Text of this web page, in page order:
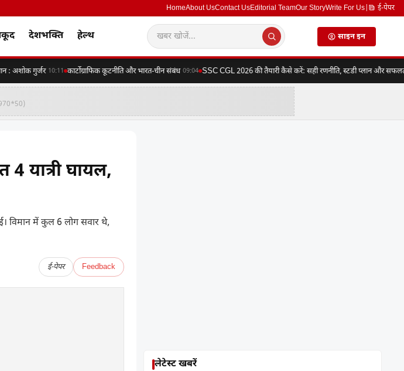
HomeAbout UsContact UsEditorial TeamOur StoryWrite For Us ई-पेपर
देशभक्ति हेल्थ साइन इन
अशोक गुर्जर 10:11 कार्टोग्राफिक कूटनीति और भारत-चीन संबंध 09:04 SSC CGL 2026 की तैयारी कैसे करें: सही रणनीति, स्टडी प्लान और सफलता
यात्री घायल,
विमान में कुल 6 लोग सवार थे,
ई-पेपर Feedback
लेटेस्ट खबरें